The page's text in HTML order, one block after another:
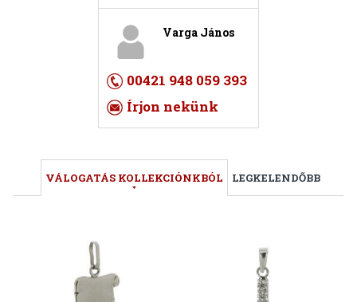
Varga János
00421 948 059 393
Írjon nekünk
VÁLOGATÁS KOLLEKCIÓNKBÓL LEGKELENDŐBB